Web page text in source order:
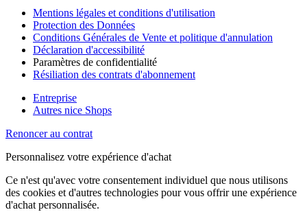
Mentions légales et conditions d'utilisation
Protection des Données
Conditions Générales de Vente et politique d'annulation
Déclaration d'accessibilité
Paramètres de confidentialité
Résiliation des contrats d'abonnement
Entreprise
Autres nice Shops
Renoncer au contrat
Personnalisez votre expérience d'achat
Ce n'est qu'avec votre consentement individuel que nous utilisons
des cookies et d'autres technologies pour vous offrir une expérience
d'achat personnalisée.